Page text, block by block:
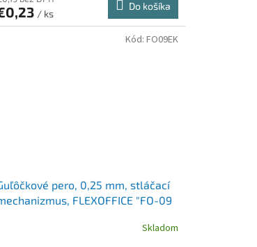
/ ks
Do košíka
pero, 0,25 mm, stláčací
FLEXOFFICE "FO-09
Skladom
Kód: FO09EK